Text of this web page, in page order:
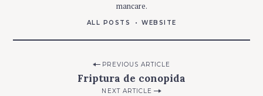
E
mancare.
ALL POSTS WEBSITE
navigation
PREVIOUS ARTICLE
Friptura de conopida
NEXT ARTICLE